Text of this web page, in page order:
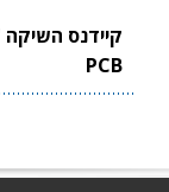
קיידנס
PCB